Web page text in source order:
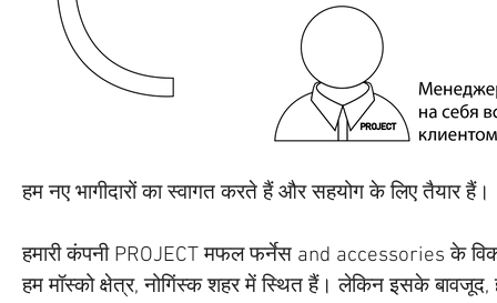
हम नए भागीदारों का स्वागत करते हैं और सहयोग के लिए तैयार हैं।
हमारी कंपनी PROJECT मफल फर्नेस and accessories के
हम मॉस्को क्षेत्र, नोगिंस्क शहर में स्थित हैं। लेकिन इसके